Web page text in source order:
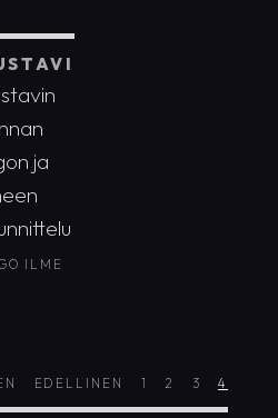
ja
ILME
EDELLINEN 1 2 3 4